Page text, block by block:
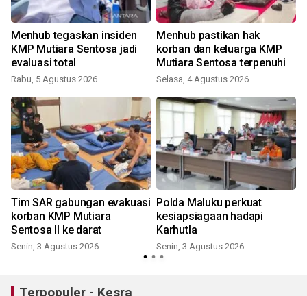
Menhub tegaskan insiden
KMP Mutiara Sentosa jadi
evaluasi total
Rabu, 5 Agustus 2026
Menhub pastikan hak
korban dan keluarga KMP
Mutiara Sentosa terpenuhi
Selasa, 4 Agustus 2026
Tim SAR gabungan evakuasi
korban KMP Mutiara
Sentosa II ke darat
Senin, 3 Agustus 2026
Polda Maluku perkuat
kesiapsiagaan hadapi
Karhutla
Senin, 3 Agustus 2026
Terpopuler - Kesra